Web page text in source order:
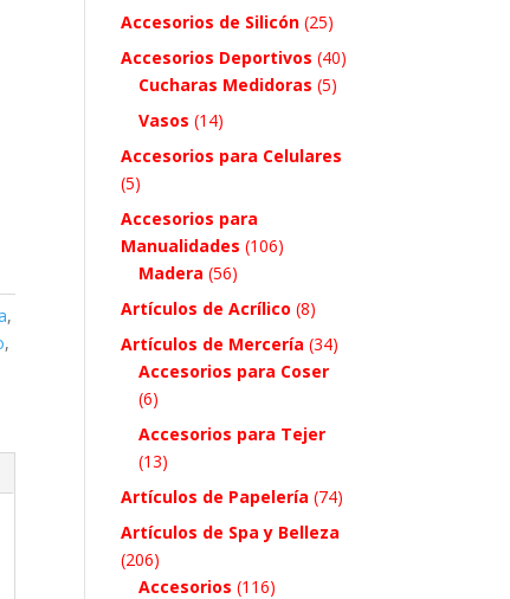
,
,
Accesorios de Silicón (25)
Accesorios Deportivos (40)
Cucharas Medidoras (5)
Vasos (14)
Accesorios para Celulares
(5)
Accesorios para
Manualidades (106)
Madera (56)
Artículos de Acrílico (8)
Artículos de Mercería (34)
Accesorios para Coser
(6)
Accesorios para Tejer
(13)
Artículos de Papelería (74)
Artículos de Spa y Belleza
(206)
Accesorios (116)